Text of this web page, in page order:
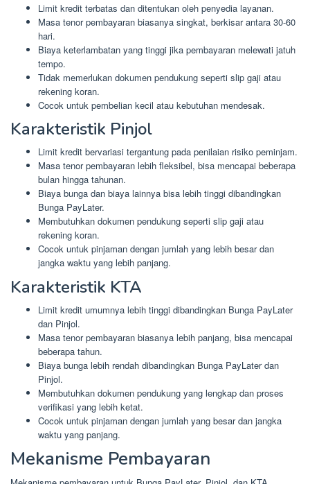
Limit kredit terbatas dan ditentukan oleh penyedia layanan.
Masa tenor pembayaran biasanya singkat, berkisar antara 30-60
hari.
Biaya keterlambatan yang tinggi jika pembayaran melewati jatuh
tempo.
Tidak memerlukan dokumen pendukung seperti slip gaji atau
rekening koran.
Cocok untuk pembelian kecil atau kebutuhan mendesak.
Karakteristik Pinjol
Limit kredit bervariasi tergantung pada penilaian risiko peminjam.
Masa tenor pembayaran lebih fleksibel, bisa mencapai beberapa
bulan hingga tahunan.
Biaya bunga dan biaya lainnya bisa lebih tinggi dibandingkan
Bunga PayLater.
Membutuhkan dokumen pendukung seperti slip gaji atau
rekening koran.
Cocok untuk pinjaman dengan jumlah yang lebih besar dan
jangka waktu yang lebih panjang.
Karakteristik KTA
Limit kredit umumnya lebih tinggi dibandingkan Bunga PayLater
dan Pinjol.
Masa tenor pembayaran biasanya lebih panjang, bisa mencapai
beberapa tahun.
Biaya bunga lebih rendah dibandingkan Bunga PayLater dan
Pinjol.
Membutuhkan dokumen pendukung yang lengkap dan proses
verifikasi yang lebih ketat.
Cocok untuk pinjaman dengan jumlah yang besar dan jangka
waktu yang panjang.
Mekanisme Pembayaran